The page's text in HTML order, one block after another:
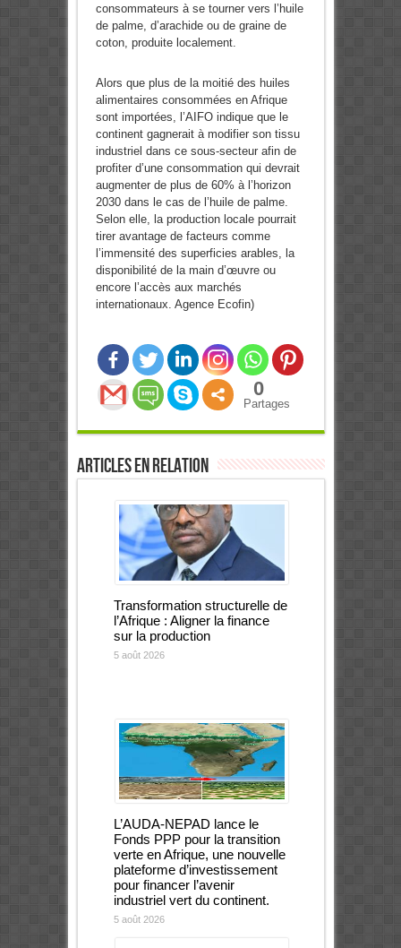
consommateurs à se tourner vers l’huile
de palme, d’arachide ou de graine de
coton, produite localement.
Alors que plus de la moitié des huiles
alimentaires consommées en Afrique
sont importées, l’AIFO indique que le
continent gagnerait à modifier son tissu
industriel dans ce sous-secteur afin de
profiter d’une consommation qui devrait
augmenter de plus de 60% à l’horizon
2030 dans le cas de l’huile de palme.
Selon elle, la production locale pourrait
tirer avantage de facteurs comme
l’immensité des superficies arables, la
disponibilité de la main d’œuvre ou
encore l’accès aux marchés
internationaux. Agence Ecofin)
0
Partages
Articles en relation
Transformation structurelle de
l’Afrique : Aligner la finance
sur la production
5 août 2026
L’AUDA-NEPAD lance le
Fonds PPP pour la transition
verte en Afrique, une nouvelle
plateforme d’investissement
pour financer l’avenir
industriel vert du continent.
5 août 2026